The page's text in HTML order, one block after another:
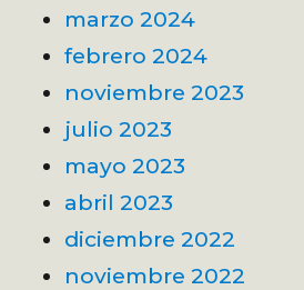
marzo 2024
febrero 2024
noviembre 2023
julio 2023
mayo 2023
abril 2023
diciembre 2022
noviembre 2022